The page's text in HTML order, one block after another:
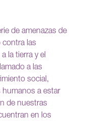
de amenazas de
contra las
la tierra y el
a las
social,
humanos a estar
de nuestras
en los